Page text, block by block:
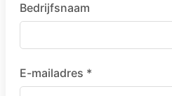
Bedrijfsnaam
E-mailadres *